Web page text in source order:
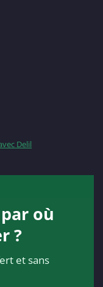
Delil
où
?
et sans